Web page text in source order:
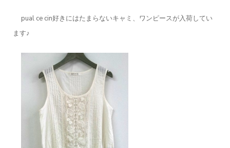
pual ce cin好きにはたまらないキャミ、ワンピースが入荷してい
ます♪